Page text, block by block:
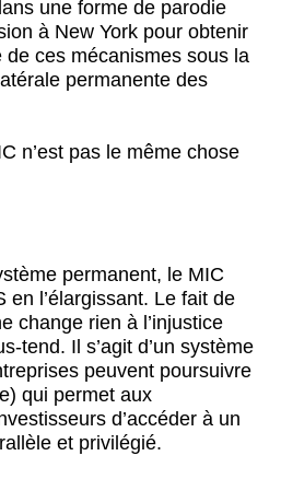
une forme de parodie
à New York pour obtenir
ces mécanismes sous la
permanente des
n’est pas le même chose
permanent, le MIC
en l’élargissant. Le fait de
change rien à l’injustice
tend. Il s’agit d’un système
peuvent poursuivre
qui permet aux
d’accéder à un
et privilégié.